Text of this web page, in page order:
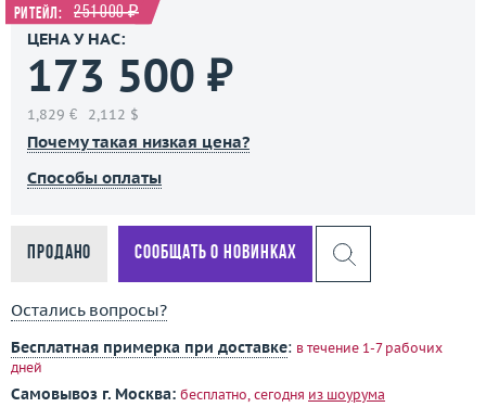
Ритейл: 251 000 ₽
ЦЕНА У НАС:
173 500 ₽
1,829 € 2,112 $
Почему такая низкая цена?
Способы оплаты
Продано Сообщать о новинках
Остались вопросы?
Бесплатная примерка при доставке: в течение 1-7 рабочих
дней
Самовывоз г. Москва: бесплатно, сегодня из шоурума